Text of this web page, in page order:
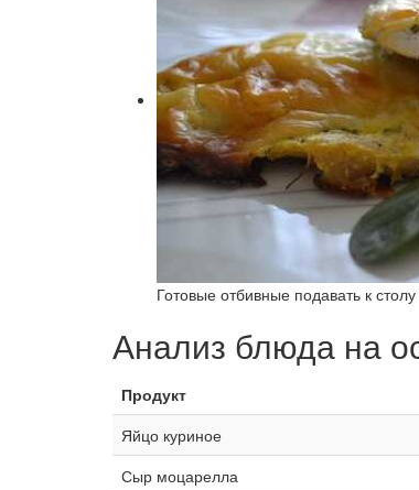
Готовые отбивные подавать к
Анализ блюда на
Продукт
Яйцо куриное
Сыр моцарелла